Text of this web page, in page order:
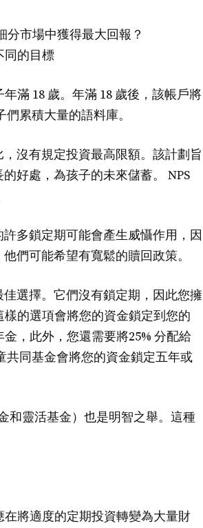
分市場中獲得最大回報？
同的目標
滿 18 歲。年滿 18 歲後，該帳戶將
累積大量的語料庫。
沒有規定投資最高限額。該計劃旨
好處，為孩子的未來儲蓄。 NPS
多鎖定期可能會產生威懾作用，因
們可能希望有寬鬆的贖回政策。
選擇。它們沒有鎖定期，因此您擁
的選項會將您的資金鎖定到您的
，此外，您還需要將25% 分配給
共同基金會將您的資金鎖定五年或
和靈活基金）也是明智之舉。這種
將適度的定期投資轉變為大量財